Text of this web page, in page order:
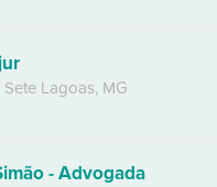
Sete Lagoas, MG
- Advogada